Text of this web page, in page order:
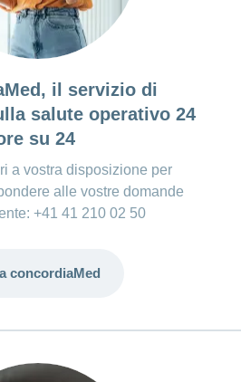
il servizio di
salute operativo 24
su 24
a vostra disposizione per
alle vostre domande
+41 41 210 02 50
concordiaMed